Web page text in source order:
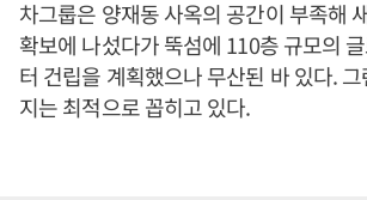
차그룹은 양재동 사옥의 공간이 부족해
확보에 나섰다가 뚝섬에 110층 규모의
터 건립을 계획했으나 무산된 바 있다.
지는 최적으로 꼽히고 있다.